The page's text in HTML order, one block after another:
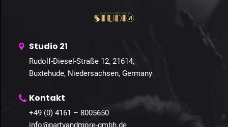
Studio 21
Rudolf-Diesel-Straße 12, 21614,
Buxtehude, Niedersachsen, Germany
Kontakt
+49 (0) 4161 – 8005650
info@partyandmore-gmbh.de